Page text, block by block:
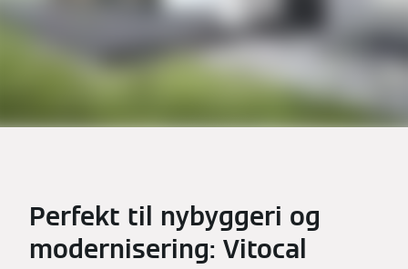
Perfekt til nybyggeri og
modernisering: Vitocal